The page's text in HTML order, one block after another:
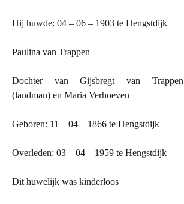
Hij huwde: 04 – 06 – 1903 te Hengstdijk
Paulina van Trappen
Dochter van Gijsbregt van Trappen
(landman) en Maria Verhoeven
Geboren: 11 – 04 – 1866 te Hengstdijk
Overleden: 03 – 04 – 1959 te Hengstdijk
Dit huwelijk was kinderloos